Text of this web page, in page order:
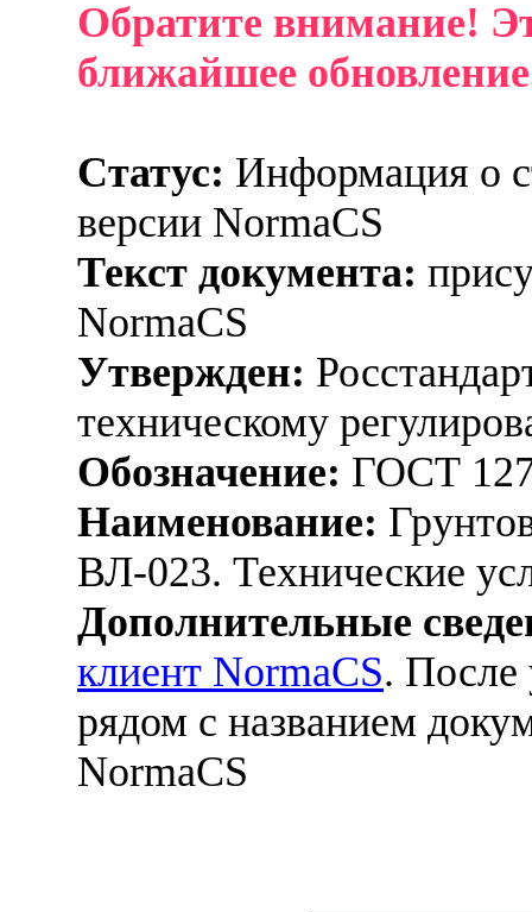
Обратите внимание!
ближайшее
Статус: Информация о
версии NormaCS
Текст документа:
NormaCS
Утвержден:
техническому
Обозначение: ГОСТ
Наименование:
ВЛ-023. Технические
Дополнительные
клиент NormaCS. После
рядом с названием
NormaCS